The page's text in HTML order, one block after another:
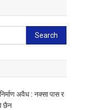
Search
for:
अवैध : नक्सा पास र
छैन